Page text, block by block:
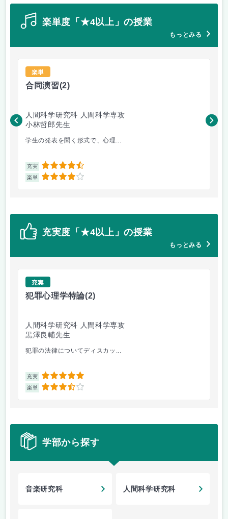
楽単度「★4以上」の授業
もっとみる
楽単
合同演習(2)
人間科学研究科 人間科学専攻
小林哲郎先生
学生の発表を聞く形式で、心理...
充実 4.5
楽単 4
三
充実度「★4以上」の授業
もっとみる
充実
犯罪心理学特論(2)
人間科学研究科 人間科学専攻
黒澤良輔先生
犯罪の法律についてディスカッ...
充実 5
楽単 3.5
学部から探す
音楽研究科 人間科学研究科